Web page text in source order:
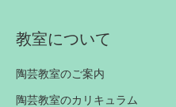
教室について
陶芸教室のご案内
陶芸教室のカリキュラム